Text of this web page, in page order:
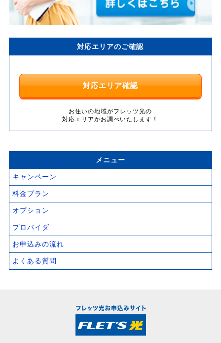
対応エリアのご確認
対応エリア確認
お住いの地域がフレッツ光の
対応エリアかお調べいたします！
メニュー
キャンペーン
料金プラン
オプション
プロバイダ
お申込みの流れ
よくある質問